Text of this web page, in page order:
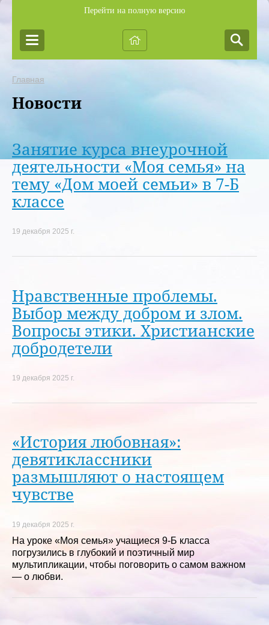
Перейти на полную версию
Главная
Новости
Занятие курса внеурочной
деятельности «Моя семья» на
тему «Дом моей семьи» в 7-Б
классе
19 декабря 2025 г.
Нравственные проблемы.
Выбор между добром и злом.
Вопросы этики. Христианские
добродетели
19 декабря 2025 г.
«История любовная»:
девятиклассники
размышляют о настоящем
чувстве
19 декабря 2025 г.
На уроке «Моя семья» учащиеся 9-Б класса
погрузились в глубокий и поэтичный мир
мультипликации, чтобы поговорить о самом важном
— о любви.